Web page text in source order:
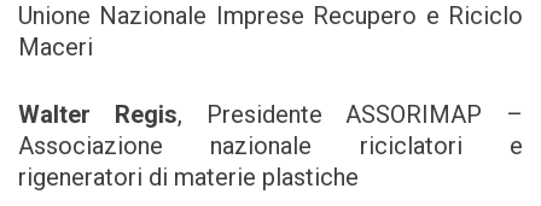
Unione Nazionale Imprese Recupero e Riciclo
Maceri
Walter Regis, Presidente ASSORIMAP –
Associazione nazionale riciclatori e
rigeneratori di materie plastiche